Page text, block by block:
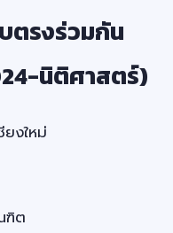
ตรงร่วมกัน
นิติศาสตร์)
งใหม่
ฑิต